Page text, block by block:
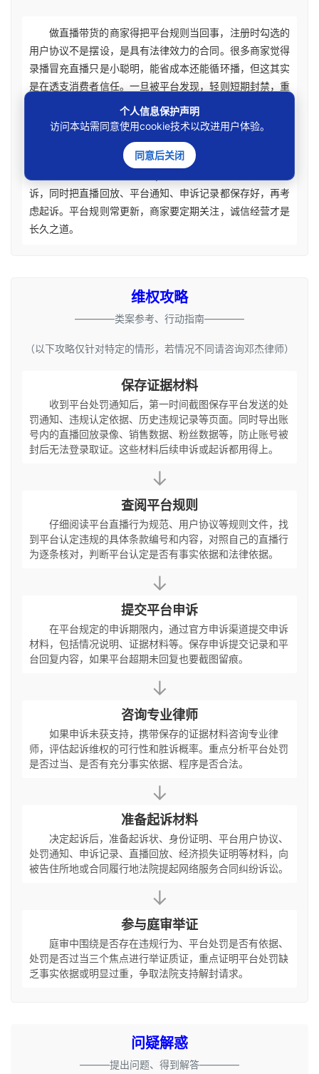
做直播带货的商家得把平台规则当回事，注册时勾选的
用户协议不是摆设，是具有法律效力的合同。很多商家觉得
录播冒充直播只是小聪明，能省成本还能循环播，但这其实
是在透支消费者信任。一旦被平台发现，轻则短期封禁，重
则永久封号，积累的粉丝和店铺评分瞬间归零。法院判这类
案子时，会重点看你是不是屡教不改，如果之前因同样问题
被处罚过还继续违规，就会被认定有主观恶意，起诉解封基
本没戏。所以收到处罚通知别急着硬刚，先自查有没有违
诉，同时把直播回放、平台通知、申诉记录都保存好，再考
虑起诉。平台规则常更新，商家要定期关注，诚信经营才是
长久之道。
维权攻略
————类案参考、行动指南————
（以下攻略仅针对特定的情形，若情况不同请咨询邓杰律师）
保存证据材料
收到平台处罚通知后，第一时间截图保存平台发送的处
罚通知、违规认定依据、历史违规记录等页面。同时导出账
号内的直播回放录像、销售数据、粉丝数据等，防止账号被
封后无法登录取证。这些材料后续申诉或起诉都用得上。
↓
查阅平台规则
仔细阅读平台直播行为规范、用户协议等规则文件，找
到平台认定违规的具体条款编号和内容，对照自己的直播行
为逐条核对，判断平台认定是否有事实依据和法律依据。
↓
提交平台申诉
在平台规定的申诉期限内，通过官方申诉渠道提交申诉
材料，包括情况说明、证据材料等。保存申诉提交记录和平
台回复内容，如果平台超期未回复也要截图留痕。
↓
咨询专业律师
如果申诉未获支持，携带保存的证据材料咨询专业律
师，评估起诉维权的可行性和胜诉概率。重点分析平台处罚
是否过当、是否有充分事实依据、程序是否合法。
↓
准备起诉材料
决定起诉后，准备起诉状、身份证明、平台用户协议、
处罚通知、申诉记录、直播回放、经济损失证明等材料，向
被告住所地或合同履行地法院提起网络服务合同纠纷诉讼。
↓
参与庭审举证
庭审中围绕是否存在违规行为、平台处罚是否有依据、
处罚是否过当三个焦点进行举证质证，重点证明平台处罚缺
乏事实依据或明显过重，争取法院支持解封请求。
问疑解惑
———提出问题、得到解答————
个人信息保护声明
访问本站需同意使用cookie技术以改进用户体验。
同意后关闭